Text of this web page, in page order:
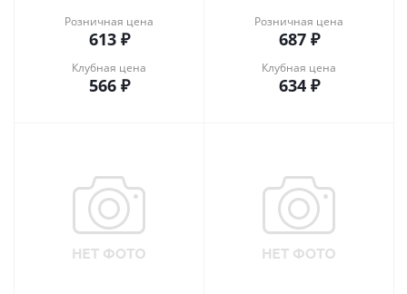
Розничная цена
613₽
Клубная цена
566₽
Розничная цена
687₽
Клубная цена
634₽